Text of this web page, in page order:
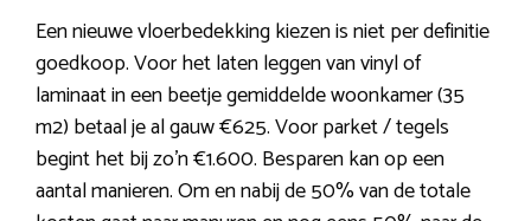
Een nieuwe vloerbedekking kiezen is niet per definitie
goedkoop. Voor het laten leggen van vinyl of
laminaat in een beetje gemiddelde woonkamer (35
m2) betaal je al gauw €625. Voor parket / tegels
begint het bij zo’n €1.600. Besparen kan op een
aantal manieren. Om en nabij de 50% van de totale